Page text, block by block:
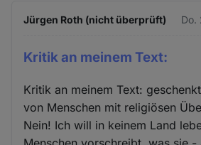
Jürgen Roth (nicht überprüft) Do.
Kritik an meinem Text:
Kritik an meinem Text:
von Menschen mit religiösen
Nein! Ich will in keinem Land